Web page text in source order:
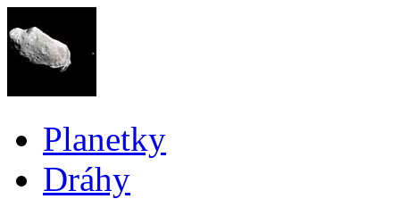
Planetky
Dráhy